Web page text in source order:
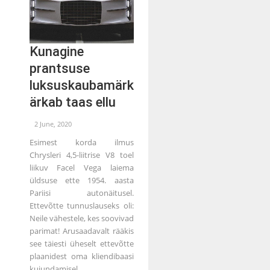
Kunagine
prantsuse
luksuskaubamärk
ärkab taas ellu
2 June, 2020
Esimest korda ilmus
Chrysleri 4,5-liitrise V8 toel
liikuv Facel Vega laiema
üldsuse ette 1954. aasta
Pariisi autonäitusel.
Ettevõtte tunnuslauseks oli:
Neile vähestele, kes soovivad
parimat! Arusaadavalt rääkis
see täiesti üheselt ettevõtte
plaanidest oma kliendibaasi